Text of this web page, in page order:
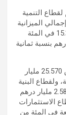
27.859 مليار درهم لقطاع التنمية
في المئة من إجمالي الميزانية
العامة للاتحاد، منها 10.914 مليار درهم بنسبة 15.3 في المئة
والجامعي، و 5.745 مليار درهم بنسبة ثمانية
وأضاف «ولقطاع الشؤون الحكومية تم تخصيص 25.570 مليار
ولقطاع البنية
التحتية والاقتصادية تم تخصيص موازنة بقيمة 2.581 مليار درهم
الاستثمارات
أربعة في المئة من